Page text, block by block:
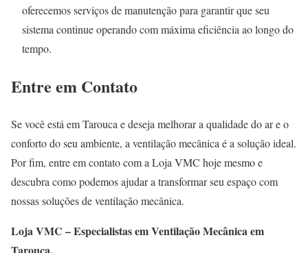
oferecemos serviços de manutenção para garantir que seu
sistema continue operando com máxima eficiência ao longo do
tempo.
Entre em Contato
Se você está em Tarouca e deseja melhorar a qualidade do ar e o
conforto do seu ambiente, a ventilação mecânica é a solução ideal.
Por fim, entre em contato com a Loja VMC hoje mesmo e
descubra como podemos ajudar a transformar seu espaço com
nossas soluções de ventilação mecânica.
Loja VMC – Especialistas em Ventilação Mecânica em
Tarouca.